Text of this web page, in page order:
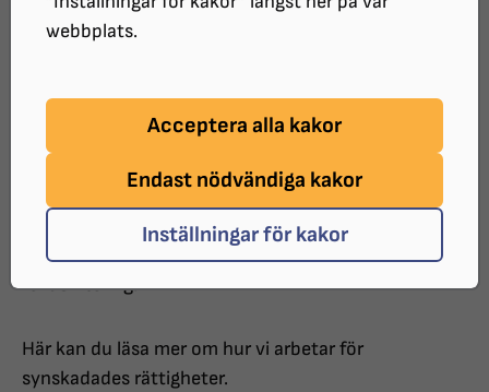
webbplats.
Acceptera alla kakor
Endast nödvändiga kakor
Inställningar för kakor
SRF vill se ett mer jämlikt och tillgängligt samhälle,
där personer med synnedsättningar kan vara
Det handlar om att kunna röra sig fritt i samhället –
både fysiskt och digitalt. Det handlar om att kunna
få rätt stöd i skolan, och få ta plats på
arbetsmarknaden. Det handlar om säkerhet i
trafiken, tillgänglig vård, habilitering och
rehabilitering.
Här kan du läsa mer om hur vi arbetar för
synskadades rättigheter.